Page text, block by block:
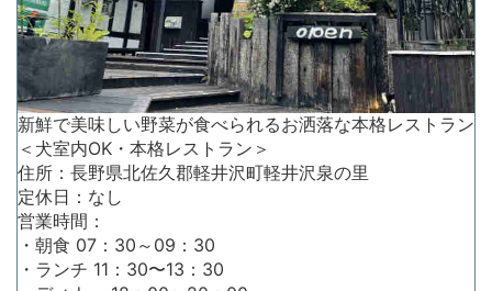
新鮮で美味しい野菜が食べられるお洒落な本格レストラン
＜犬室内OK・本格レストラン＞
住所：長野県北佐久郡軽井沢町軽井沢泉の里
定休日：なし
営業時間：
・朝食 07：30～09：30
・ランチ 11：30〜13：30